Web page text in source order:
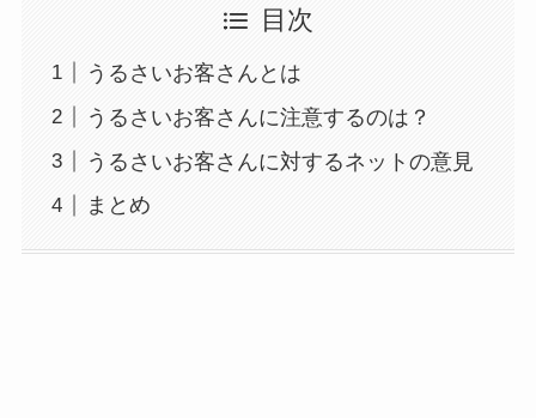
目次
うるさいお客さんとは
うるさいお客さんに注意するのは？
うるさいお客さんに対するネットの意見
まとめ